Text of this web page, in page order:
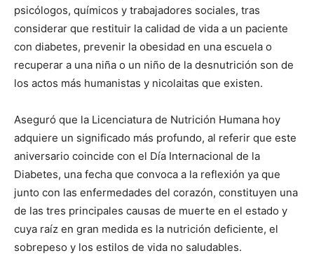
psicólogos, químicos y trabajadores sociales, tras
considerar que restituir la calidad de vida a un paciente
con diabetes, prevenir la obesidad en una escuela o
recuperar a una niña o un niño de la desnutrición son de
los actos más humanistas y nicolaitas que existen.
Aseguró que la Licenciatura de Nutrición Humana hoy
adquiere un significado más profundo, al referir que este
aniversario coincide con el Día Internacional de la
Diabetes, una fecha que convoca a la reflexión ya que
junto con las enfermedades del corazón, constituyen una
de las tres principales causas de muerte en el estado y
cuya raíz en gran medida es la nutrición deficiente, el
sobrepeso y los estilos de vida no saludables.